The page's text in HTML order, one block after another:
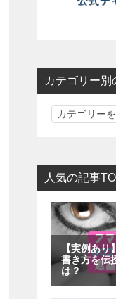
カテゴリー別
カ
リ
ー
別
の
記
覧
人気の記事